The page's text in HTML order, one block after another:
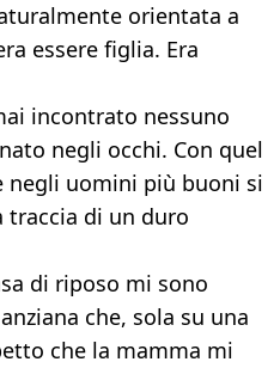
orientata a
essere figlia. Era
incontrato nessuno
negli occhi. Con quel
negli uomini più buoni si
traccia di un duro
di riposo mi sono
che, sola su una
che la mamma mi